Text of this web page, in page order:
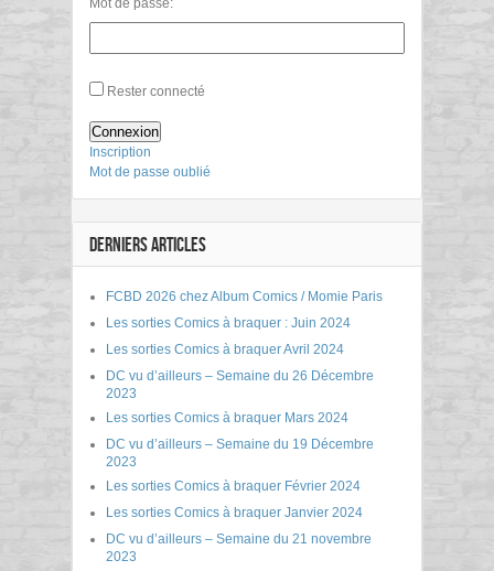
Mot de passe:
Rester connecté
Connexion
Inscription
Mot de passe oublié
DERNIERS ARTICLES
FCBD 2026 chez Album Comics / Momie Paris
Les sorties Comics à braquer : Juin 2024
Les sorties Comics à braquer Avril 2024
DC vu d’ailleurs – Semaine du 26 Décembre
2023
Les sorties Comics à braquer Mars 2024
DC vu d’ailleurs – Semaine du 19 Décembre
2023
Les sorties Comics à braquer Février 2024
Les sorties Comics à braquer Janvier 2024
DC vu d’ailleurs – Semaine du 21 novembre
2023